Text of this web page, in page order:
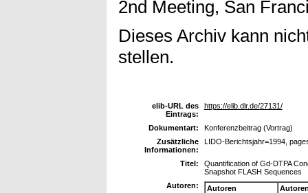
2nd Meeting, San
Dieses Archiv kann
stellen.
elib-URL des
Eintrags:
https://elib.dlr.de/27131/
Dokumentart:
Konferenzbeitrag (Vortrag)
Zusätzliche
Informationen:
LIDO-Berichtsjahr=1994,
Titel:
Quantification of Gd-DTPA
Snapshot FLASH Sequences
Autoren:
Autoren